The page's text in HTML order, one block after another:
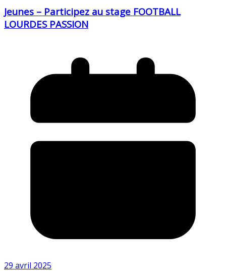
Jeunes – Participez au stage FOOTBALL
LOURDES PASSION
29 avril 2025